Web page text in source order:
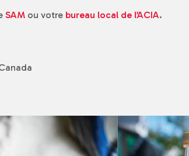
SAM ou votre bureau local de l’ACIA.